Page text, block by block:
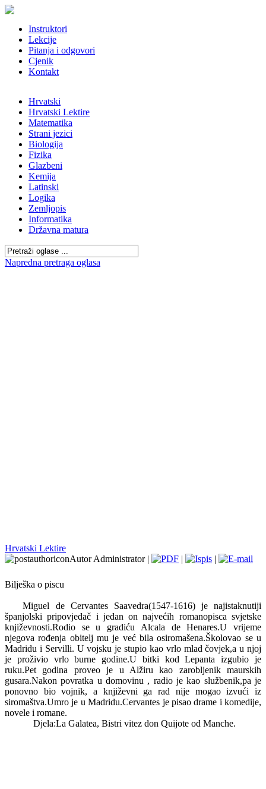
Instruktori
Lekcije
Pitanja i odgovori
Cjenik
Kontakt
Hrvatski
Hrvatski Lektire
Matematika
Strani jezici
Biologija
Fizika
Glazbeni
Kemija
Latinski
Logika
Zemljopis
Informatika
Državna matura
Napredna pretraga oglasa
Hrvatski Lektire
Autor Administrator |
| |
Bilješka o piscu
Miguel de Cervantes Saavedra(1547-1616) je najistaknutiji
španjolski pripovjedač i jedan on najvećih romanopisca svjetske
književnosti.Rodio se u gradiću Alcala de Henares.U vrijeme
njegova rođenja obitelj mu je već bila osiromašena.Školovao se u
Madridu i Servilli. U vojsku je stupio kao vrlo mlad čovjek,a u njoj
je proživio vrlo burne godine.U bitki kod Lepanta izgubio je
ruku.Pet godina proveo je u Alžiru kao zarobljenik maurskih
gusara.Nakon povratka u domovinu , radio je kao službenik,pa je
ponovno bio vojnik, a književni ga rad nije mogao izvući iz
siromaštva.Umro je u Madridu.Cervantes je pisao drame i komedije,
novele i romane.
Djela:La Galatea, Bistri vitez don Quijote od Manche.